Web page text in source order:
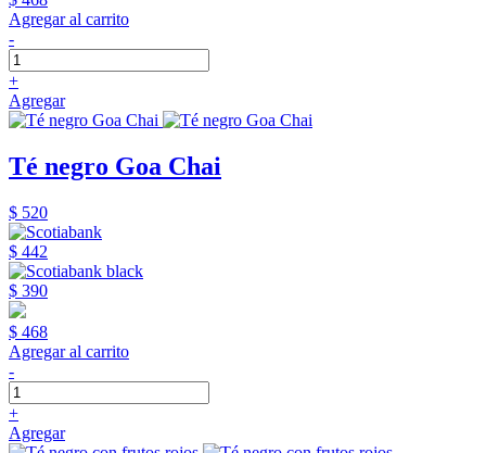
Agregar al carrito
-
+
Agregar
Té negro Goa Chai
$ 520
$ 442
$ 390
$ 468
Agregar al carrito
-
+
Agregar